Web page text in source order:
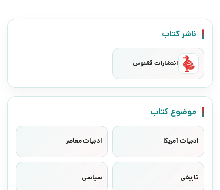
ناشر کتاب
انتشارات ققنوس
موضوع کتاب
ادبیات آمریکا ادبیات معاصر
تاریخی سیاسی